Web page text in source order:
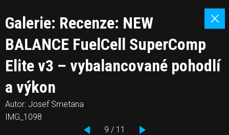
Galerie: Recenze: NEW
BALANCE FuelCell SuperComp
Elite v3 – vybalancované pohodlí
a výkon
Autor: Josef Smetana
IMG_1098
9 / 11